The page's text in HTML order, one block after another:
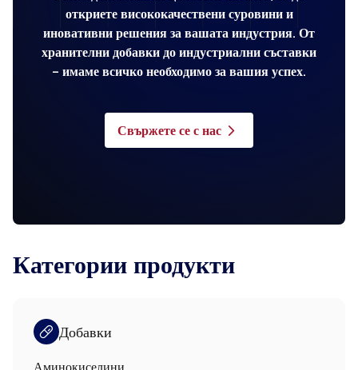
откриете висококачествени суровини и
иновативни решения за вашата индустрия. От
хранителни добавки до индустриални съставки
– имаме всичко необходимо за вашия успех.
Свържете се с нас
Категории продукти
Добавки
Аминокиселини